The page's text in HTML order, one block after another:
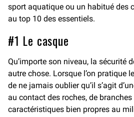
sport aquatique ou un habitué des
au top 10 des essentiels.
#1 Le casque
Qu’importe son niveau, la sécurité
autre chose. Lorsque l’on pratique
de ne jamais oublier qu’il s’agit
au contact des roches, de branches
caractéristiques bien propres au